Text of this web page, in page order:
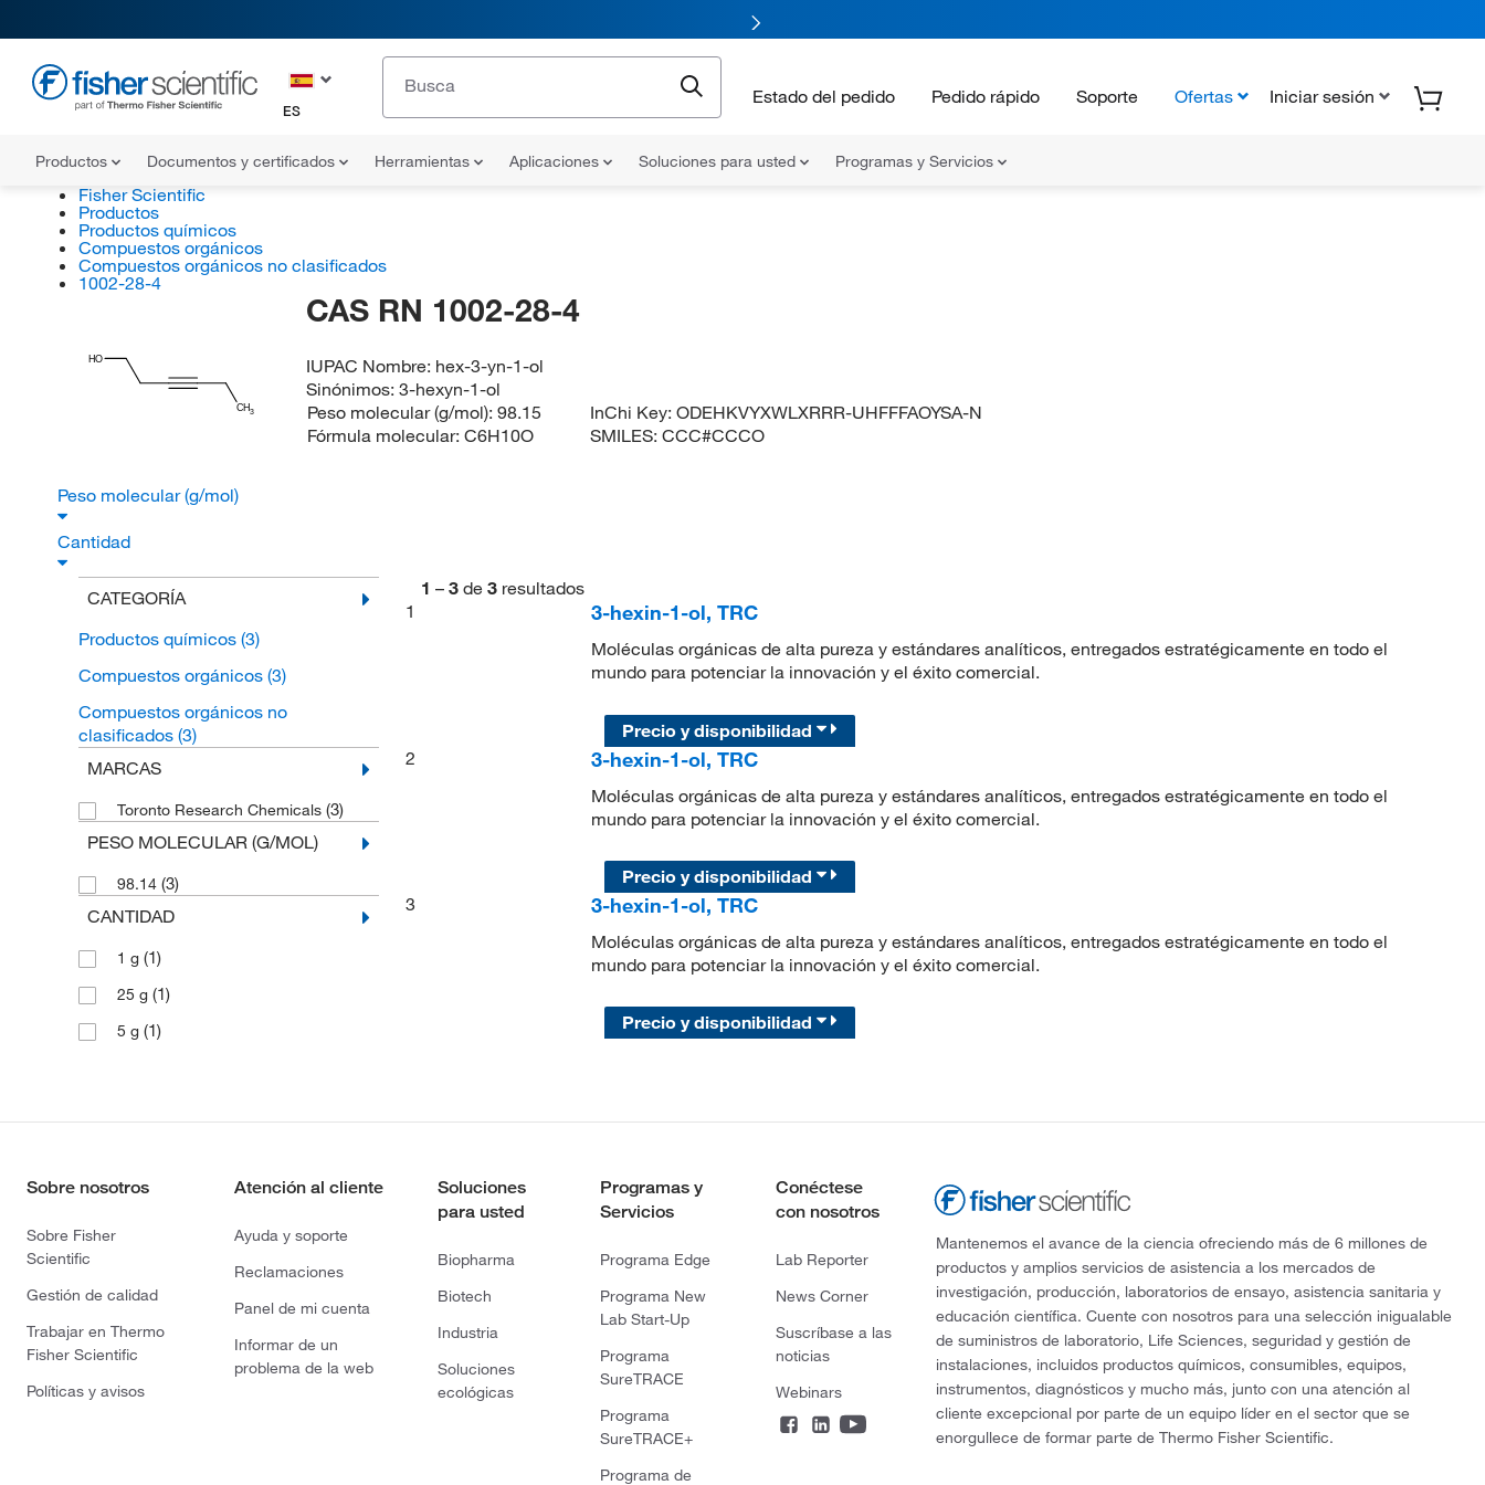
ES
Estado del pedido Pedido rápido Soporte Ofertas Iniciar sesión
Productos Documentos y certificados Herramientas Aplicaciones Soluciones para usted Programas y Servicios
Fisher Scientific
Productos
Productos químicos
Compuestos orgánicos
Compuestos orgánicos no clasificados
1002-28-4
CH3
HO
CAS RN 1002-28-4
IUPAC Nombre: hex-3-yn-1-ol
Sinónimos:3-hexyn-1-ol
Peso molecular (g/mol): 98.15
Fórmula molecular: C6H10O
InChi Key:ODEHKVYXWLXRRR-UHFFFAOYSA-N
SMILES:CCC#CCCO
Peso molecular (g/mol)
Cantidad
CATEGORÍA
Productos químicos (3)
Compuestos orgánicos (3)
Compuestos orgánicos no
clasificados (3)
MARCAS
Toronto Research Chemicals (3)
PESO MOLECULAR (G/MOL)
98.14 (3)
CANTIDAD
1 g (1)
25 g (1)
5 g (1)
1 – 3 de 3 resultados
1
3-hexin-1-ol, TRC
Moléculas orgánicas de alta pureza y estándares analíticos, entregados estratégicamente en todo el
mundo para potenciar la innovación y el éxito comercial.
Precio y disponibilidad
2
3-hexin-1-ol, TRC
Moléculas orgánicas de alta pureza y estándares analíticos, entregados estratégicamente en todo el
mundo para potenciar la innovación y el éxito comercial.
Precio y disponibilidad
3
3-hexin-1-ol, TRC
Moléculas orgánicas de alta pureza y estándares analíticos, entregados estratégicamente en todo el
mundo para potenciar la innovación y el éxito comercial.
Precio y disponibilidad
Sobre nosotros
Sobre Fisher
Scientific
Gestión de calidad
Trabajar en Thermo
Fisher Scientific
Políticas y avisos
Atención al cliente
Ayuda y soporte
Reclamaciones
Panel de mi cuenta
Informar de un
problema de la web
Soluciones
para usted
Biopharma
Biotech
Industria
Soluciones
ecológicas
Programas y
Servicios
Programa Edge
Programa New
Lab Start-Up
Programa
SureTRACE
Programa
SureTRACE+
Programa de
Conéctese
con nosotros
Lab Reporter
News Corner
Suscríbase a las
noticias
Webinars
Mantenemos el avance de la ciencia ofreciendo más de 6 millones de
productos y amplios servicios de asistencia a los mercados de
investigación, producción, laboratorios de ensayo, asistencia sanitaria y
educación científica. Cuente con nosotros para una selección inigualable
de suministros de laboratorio, Life Sciences, seguridad y gestión de
instalaciones, incluidos productos químicos, consumibles, equipos,
instrumentos, diagnósticos y mucho más, junto con una atención al
cliente excepcional por parte de un equipo líder en el sector que se
enorgullece de formar parte de Thermo Fisher Scientific.